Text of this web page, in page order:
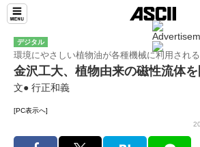
デジタル
環境にやさしい植物油が各種機械に利用され
金沢工大、植物由来の磁性流体
文● 行正和義
[PC表示へ]